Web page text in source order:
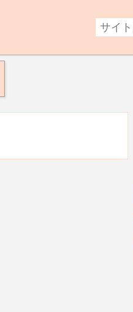
不安、親の認知症後が心配な方。